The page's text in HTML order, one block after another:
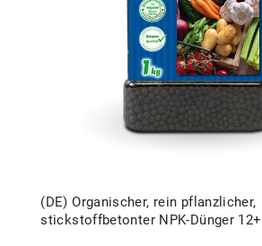
(DE) Organischer, rein pflanzlicher,
stickstoffbetonter NPK-Dünger